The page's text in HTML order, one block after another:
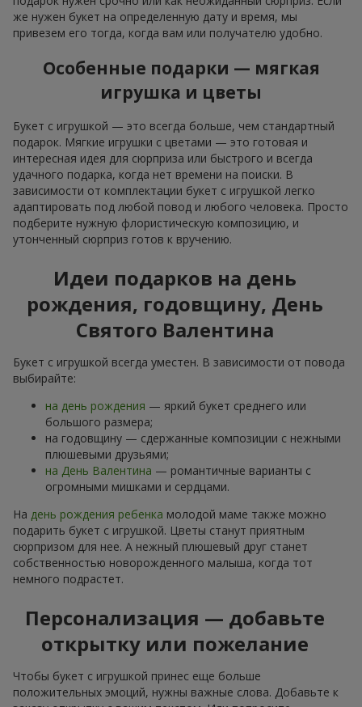
же нужен букет на определенную дату и время, мы
привезем его тогда, когда вам или получателю удобно.
Особенные подарки — мягкая
игрушка и цветы
Букет с игрушкой — это всегда больше, чем стандартный
подарок. Мягкие игрушки с цветами — это готовая и
интересная идея для сюрприза или быстрого и всегда
удачного подарка, когда нет времени на поиски. В
зависимости от комплектации букет с игрушкой легко
адаптировать под любой повод и любого человека. Просто
подберите нужную флористическую композицию, и
утонченный сюрприз готов к вручению.
Идеи подарков на день
рождения, годовщину, День
Святого Валентина
Букет с игрушкой всегда уместен. В зависимости от повода
выбирайте:
на день рождения — яркий букет среднего или
большого размера;
на годовщину — сдержанные композиции с нежными
плюшевыми друзьями;
на День Валентина — романтичные варианты с
огромными мишками и сердцами.
На день рождения ребенка молодой маме также можно
подарить букет с игрушкой. Цветы станут приятным
сюрпризом для нее. А нежный плюшевый друг станет
собственностью новорожденного малыша, когда тот
немного подрастет.
Персонализация — добавьте
открытку или пожелание
Чтобы букет с игрушкой принес еще больше
положительных эмоций, нужны важные слова. Добавьте к